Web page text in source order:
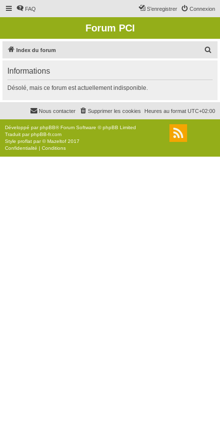
FAQ Connexion
S’enregistrer
Forum PCI
Index du forum
r
c
r
Informations
Désolé, mais ce forum est actuellement indisponible.
Heures au format UTC+02:00
Supprimer les cookies
Nous contacter
Développé parphpBB® Forum Software © phpBB Limited
Traduit parphpBB-fr.com
Style proflat par ©Mazeltof 2017
Confidentialité | Conditions